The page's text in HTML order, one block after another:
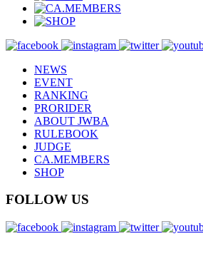
NEWS
EVENT
RANKING
PRORIDER
ABOUT JWBA
RULEBOOK
JUDGE
CA.MEMBERS
SHOP
FOLLOW US